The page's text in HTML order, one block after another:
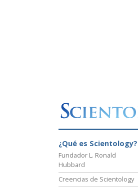
¿Qué es Scientology?
Fundador L. Ronald
Hubbard
Creencias de Scientology